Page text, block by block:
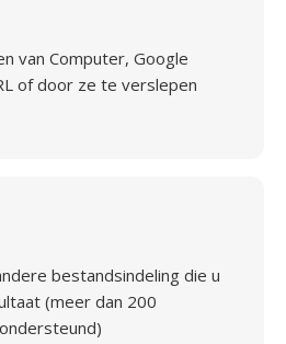
van Computer, Google
of door ze te verslepen
bestandsindeling die u
(meer dan 200